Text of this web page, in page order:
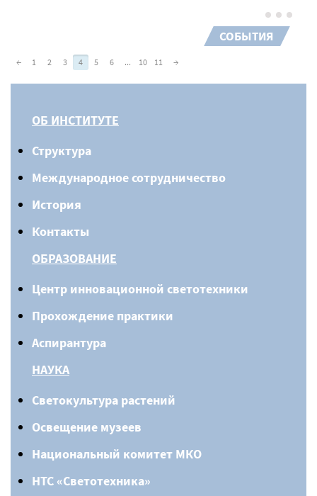
СОБЫТИЯ
← 1 2 3 4 5 6 ... 10 11 →
ОБ ИНСТИТУТЕ
Структура
Международное сотрудничество
История
Контакты
ОБРАЗОВАНИЕ
Центр инновационной светотехники
Прохождение практики
Аспирантура
НАУКА
Светокультура растений
Освещение музеев
Национальный комитет МКО
НТС «Светотехника»